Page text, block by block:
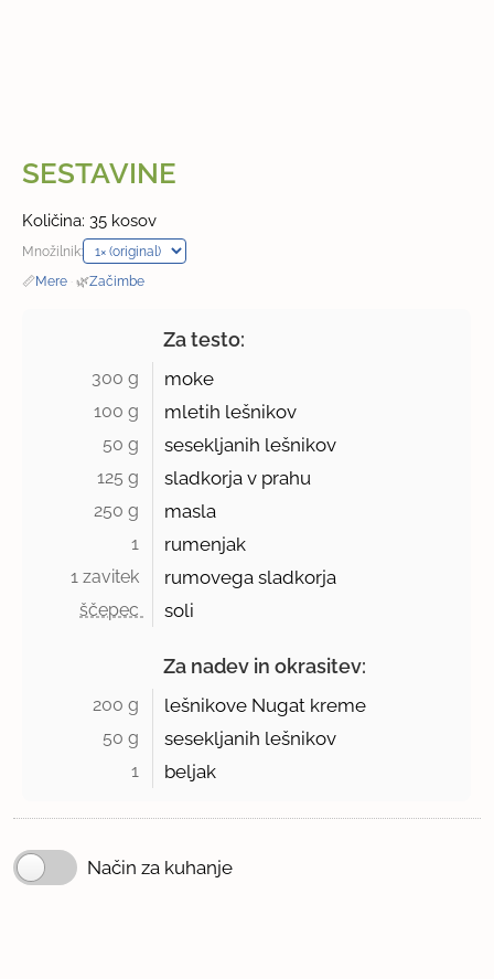
SESTAVINE
Količina: 35 kosov
Množilnik:
📏Mere · 🌿Začimbe
Za testo:
300 g moke
100 g mletih lešnikov
50 g sesekljanih lešnikov
125 g sladkorja v prahu
250 g masla
1 rumenjak
1 zavitek rumovega sladkorja
ščepec soli
Za nadev in okrasitev:
200 g lešnikove Nugat kreme
50 g sesekljanih lešnikov
1 beljak
Način za kuhanje